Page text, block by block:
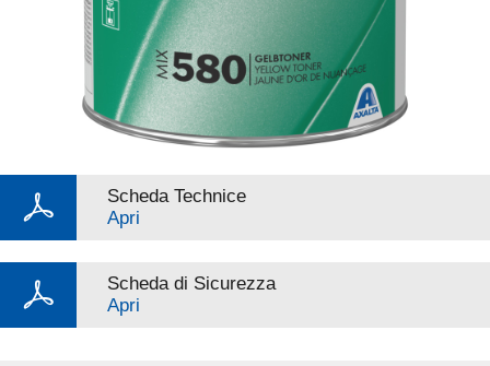
Scheda Technice
Apri
Scheda di Sicurezza
Apri